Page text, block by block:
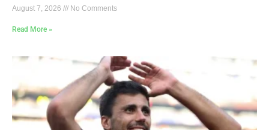
August 7, 2026 No Comments
Read More »